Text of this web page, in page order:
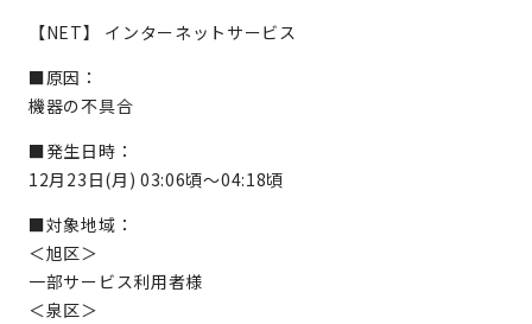
【NET】 インターネットサービス
■原因：
機器の不具合
■発生日時：
12月23日(月) 03:06頃～04:18頃
■対象地域：
＜旭区＞
一部サービス利用者様
＜泉区＞